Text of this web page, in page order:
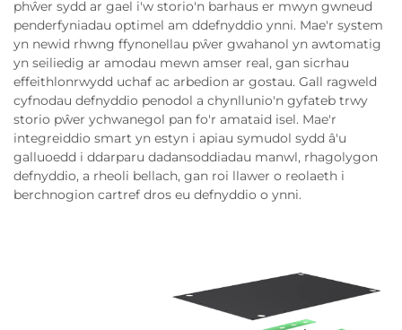
phŵer sydd ar gael i'w storio'n barhaus er mwyn gwneud
penderfyniadau optimel am ddefnyddio ynni. Mae'r system
yn newid rhwng ffynonellau pŵer gwahanol yn awtomatig
yn seiliedig ar amodau mewn amser real, gan sicrhau
effeithlonrwydd uchaf ac arbedion ar gostau. Gall ragweld
cyfnodau defnyddio penodol a chynllunio'n gyfateb trwy
storio pŵer ychwanegol pan fo'r amataid isel. Mae'r
integreiddio smart yn estyn i apiau symudol sydd â'u
galluoedd i ddarparu dadansoddiadau manwl, rhagolygon
defnyddio, a rheoli bellach, gan roi llawer o reolaeth i
berchnogion cartref dros eu defnyddio o ynni.